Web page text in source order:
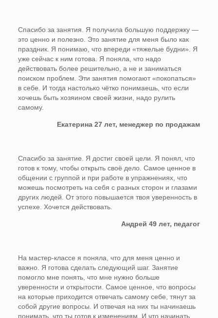
Спасибо за занятия. Я получила большую поддержку —
это ценно и полезно. Это занятие для меня было как
праздник. Я понимаю, что впереди «тяжелые будни». Я
уже сейчас к ним готова. Я поняла, что надо
действовать более решительно, а не и заниматься
поиском проблем. Эти занятия помогают «покопаться»
в себе. И тогда настолько чётко понимаешь, что если
хочешь быть хозяином своей жизни, надо рулить
самому.
Екатерина 27 лет, менеджер по продажам
Спасибо за занятие. Я достиг своей цели. Я понял, что
готов к тому, чтобы открыть своё дело. Самое ценное в
общении с группой и при работе в упражнениях, что
можешь посмотреть на себя с разных сторон и глазами
других людей. От этого повышается твоя уверенность в
успехе. Хочется действовать.
Андрей 49 лет, педагог
На мастер-классе я поняла, что для меня ценно и
важно. Я готова сделать следующий шаг. Занятие
помогло мне понять, что мне нужно больше
уверенности и открытости. Самое ценное, что вопросы
на которые приходится отвечать самому себе, тянут за
собой другие вопросы. И отвечая на них ты начинаешь
понимать, что ты готов к изменениям. И что начинать